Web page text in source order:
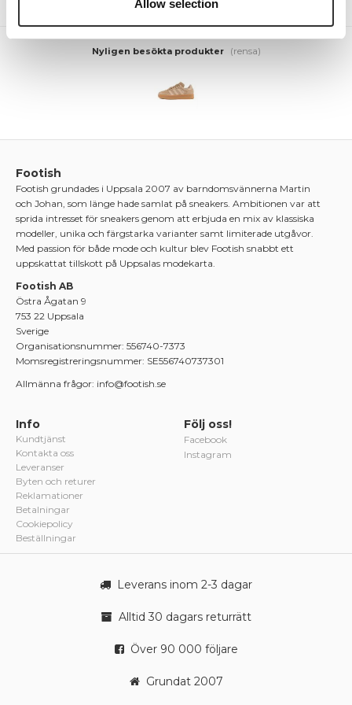
Allow selection
Nyligen besökta produkter (rensa)
Footish
Footish grundades i Uppsala 2007 av barndomsvännerna Martin
och Johan, som länge hade samlat på sneakers. Ambitionen var att
sprida intresset för sneakers genom att erbjuda en mix av klassiska
modeller, unika och färgstarka varianter samt limiterade utgåvor.
Med passion för både mode och kultur blev Footish snabbt ett
uppskattat tillskott på Uppsalas modekarta.
Footish AB
Östra Ågatan 9
753 22 Uppsala
Sverige
Organisationsnummer: 556740-7373
Momsregistreringsnummer: SE556740737301
Allmänna frågor: info@footish.se
Info
Kundtjänst
Kontakta oss
Leveranser
Byten och returer
Reklamationer
Betalningar
Cookiepolicy
Beställningar
Följ oss!
Facebook
Instagram
Leverans inom 2-3 dagar
Alltid 30 dagars returrätt
Över 90 000 följare
Grundat 2007